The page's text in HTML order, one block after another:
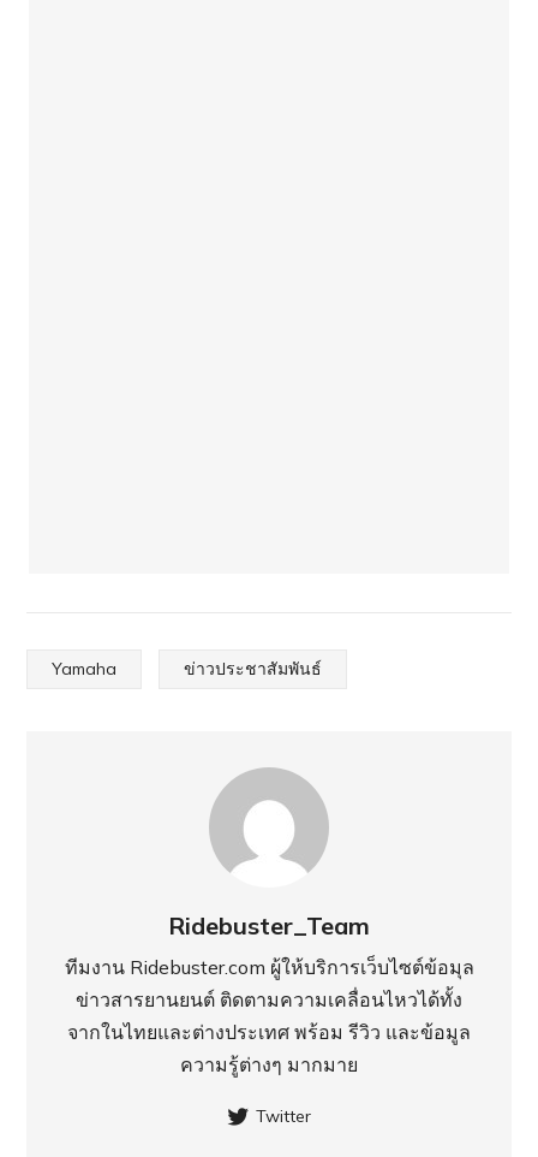
Yamaha ข่าวประชาสัมพันธ์
Ridebuster_Team
ทีมงาน Ridebuster.com ผู้ให้บริการเว็บไซต์ข้อมุล
ข่าวสารยานยนต์ ติดตามความเคลื่อนไหวได้ทั้ง
จากในไทยและต่างประเทศ พร้อม รีวิว และข้อมูล
ความรู้ต่างๆ มากมาย
Twitter